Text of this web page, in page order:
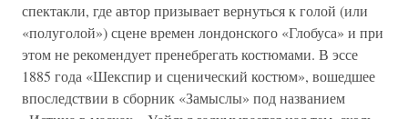
спектакли, где автор призывает вернуться к голой (или
«полуголой») сцене времен лондонского «Глобуса» и при
этом не рекомендует пренебрегать костюмами. В эссе
1885 года «Шекспир и сценический костюм», вошедшее
впоследствии в сборник «Замыслы» под названием